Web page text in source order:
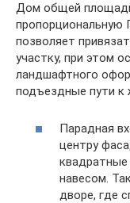
Дом общей
пропорциональную
позволяет
участку, при этом
ландшафтного
подъездные пути к
Парадная
центру
навесом.
дворе, где